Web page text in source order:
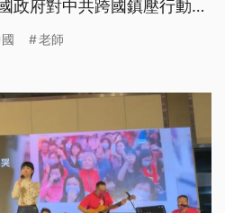
政府對中共跨國鎮壓行動採
老師